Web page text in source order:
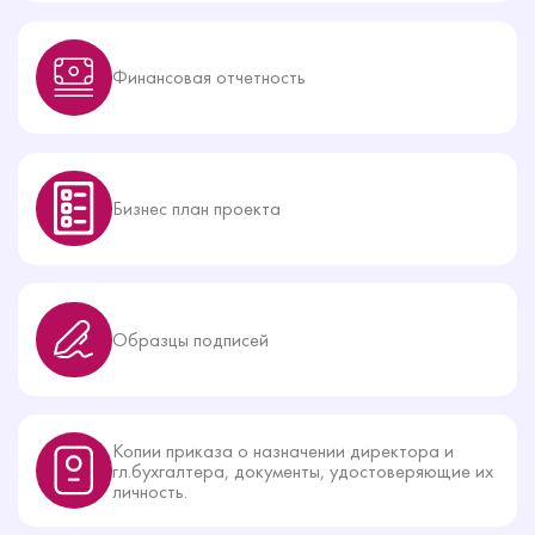
Финансовая отчетность
Бизнес план проекта
Образцы подписей
Копии приказа о назначении директора и
гл.бухгалтера, документы, удостоверяющие их
личность.